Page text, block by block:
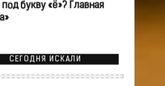
под букву «ё»? Главная
СЕГОДНЯ ИСКАЛИ